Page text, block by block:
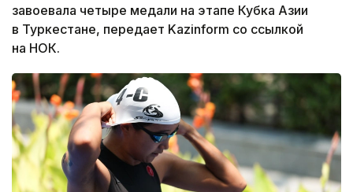
завоевала четыре медали на этапе Кубка Азии
в Туркестане, передает Kazinform со ссылкой
на НОК.